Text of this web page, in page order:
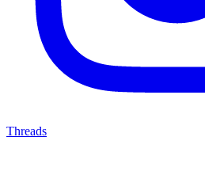
Threads